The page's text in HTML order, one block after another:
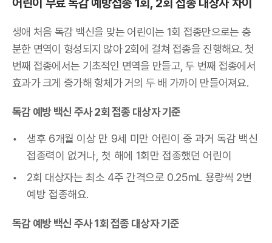
어린이 무료 독감 예방접종 1회, 2회 접종 대상자 차이
생애 처음 독감 백신을 맞는 어린이는 1회 접종만으로는 충
분한 면역이 형성되지 않아 2회에 걸쳐 접종을 진행해요. 첫
번째 접종에서는 기초적인 면역을 만들고, 두 번째 접종에서
효과가 크게 증가해 항체가 거의 두 배 가까이 만들어져요.
독감 예방 백신 주사 2회 접종 대상자 기준
생후 6개월 이상 만 9세 미만 어린이 중 과거 독감 백신
접종력이 없거나, 첫 해에 1회만 접종했던 어린이
2회 대상자는 최소 4주 간격으로 0.25mL 용량씩 2번
예방 접종해요.
독감 예방 백신 주사 1회 접종 대상자 기준